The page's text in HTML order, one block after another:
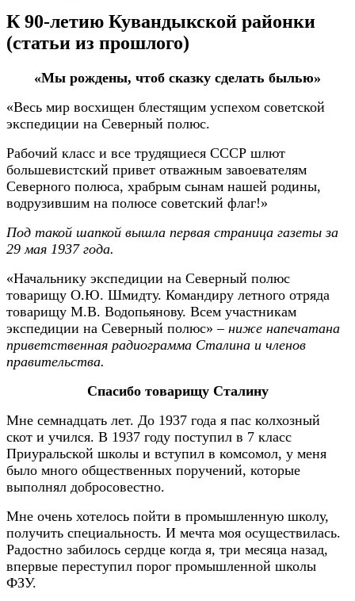
К 90-летию Кувандыкской районки
(статьи из прошлого)
«Мы рождены, чтоб сказку сделать былью»
«Весь мир восхищен блестящим успехом советской
экспедиции на Северный полюс.
Рабочий класс и все трудящиеся СССР шлют
большевистский привет отважным завоевателям
Северного полюса, храбрым сынам нашей родины,
водрузившим на полюсе советский флаг!»
Под такой шапкой вышла первая страница газеты за
29 мая 1937 года.
«Начальнику экспедиции на Северный полюс
товарищу О.Ю. Шмидту. Командиру летного отряда
товарищу М.В. Водопьянову. Всем участникам
экспедиции на Северный полюс» – ниже напечатана
приветственная радиограмма Сталина и членов
правительства.
Спасибо товарищу Сталину
Мне семнадцать лет. До 1937 года я пас колхозный
скот и учился. В 1937 году поступил в 7 класс
Приуральской школы и вступил в комсомол, у меня
было много общественных поручений, которые
выполнял добросовестно.
Мне очень хотелось пойти в промышленную школу,
получить специальность. И мечта моя осуществилась.
Радостно забилось сердце когда я, три месяца назад,
впервые переступил порог промышленной школы
ФЗУ.